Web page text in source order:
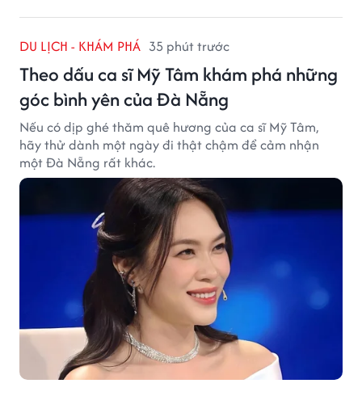
DU LỊCH - KHÁM PHÁ 35 phút trước
Theo dấu ca sĩ Mỹ Tâm khám phá những
góc bình yên của Đà Nẵng
Nếu có dịp ghé thăm quê hương của ca sĩ Mỹ Tâm,
hãy thử dành một ngày đi thật chậm để cảm nhận
một Đà Nẵng rất khác.